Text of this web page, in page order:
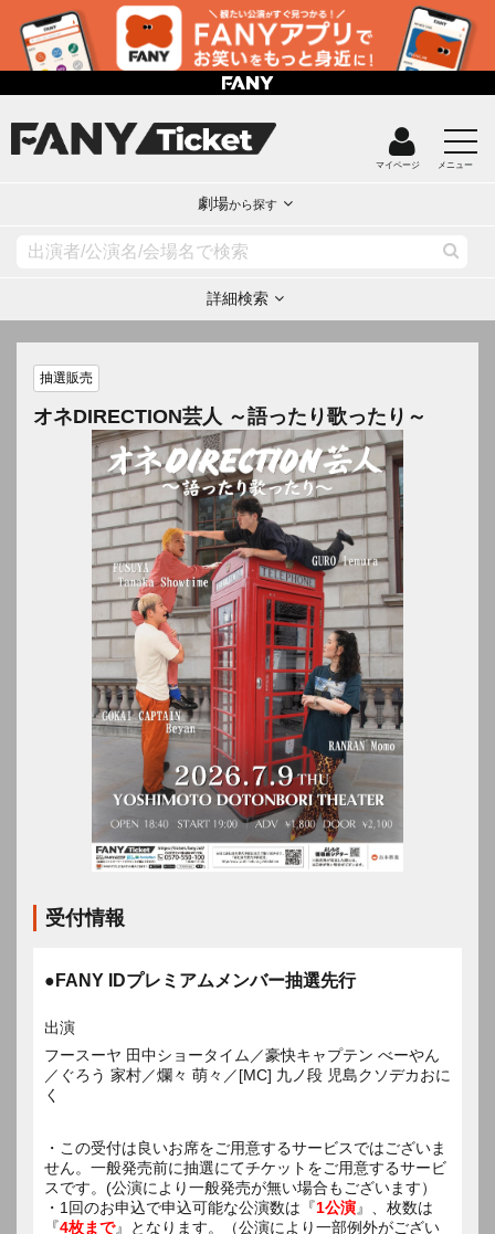
マイページ メニュー
劇場から探す
詳細検索
抽選販売
オネDIRECTION芸人 ～語ったり歌ったり～
受付情報
●FANY IDプレミアムメンバー抽選先行
出演
フースーヤ 田中ショータイム／豪快キャプテン べーやん
／ぐろう 家村／爛々 萌々／[MC] 九ノ段 児島クソデカおに
く
・この受付は良いお席をご用意するサービスではございま
せん。一般発売前に抽選にてチケットをご用意するサービ
スです。(公演により一般発売が無い場合もございます）
・1回のお申込で申込可能な公演数は『1公演』、枚数は
『4枚まで』となります。（公演により一部例外がござい